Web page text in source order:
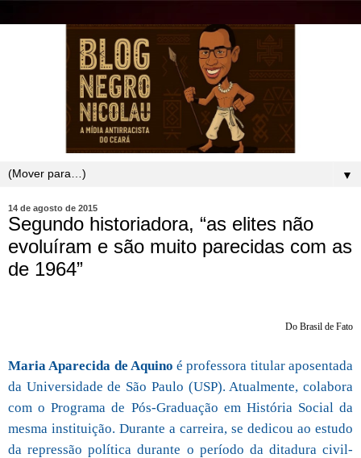
▼
14 de agosto de 2015
Segundo historiadora, “as elites não
evoluíram e são muito parecidas com as
de 1964”
Do Brasil de Fato
Maria Aparecida de Aquino é professora titular aposentada
da Universidade de São Paulo (USP). Atualmente, colabora
com o Programa de Pós-Graduação em História Social da
mesma instituição. Durante a carreira, se dedicou ao estudo
da repressão política durante o período da ditadura civil-